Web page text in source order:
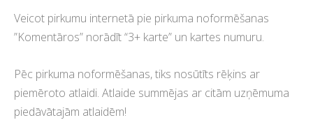
Veicot pirkumu internetā pie pirkuma noformēšanas
”Komentāros” norādīt “3+ karte” un kartes numuru.
Pēc pirkuma noformēšanas, tiks nosūtīts rēķins ar
piemēroto atlaidi. Atlaide summējas ar citām uzņēmuma
piedāvātajām atlaidēm!